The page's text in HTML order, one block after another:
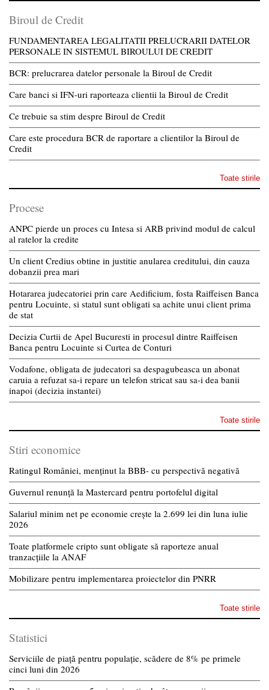
Biroul de Credit
FUNDAMENTAREA LEGALITATII PRELUCRARII DATELOR
PERSONALE IN SISTEMUL BIROULUI DE CREDIT
BCR: prelucrarea datelor personale la Biroul de Credit
Care banci si IFN-uri raporteaza clientii la Biroul de Credit
Ce trebuie sa stim despre Biroul de Credit
Care este procedura BCR de raportare a clientilor la Biroul de
Credit
Toate stirile
Procese
ANPC pierde un proces cu Intesa si ARB privind modul de calcul
al ratelor la credite
Un client Credius obtine in justitie anularea creditului, din cauza
dobanzii prea mari
Hotararea judecatoriei prin care Aedificium, fosta Raiffeisen Banca
pentru Locuinte, si statul sunt obligati sa achite unui client prima
de stat
Decizia Curtii de Apel Bucuresti in procesul dintre Raiffeisen
Banca pentru Locuinte si Curtea de Conturi
Vodafone, obligata de judecatori sa despagubeasca un abonat
caruia a refuzat sa-i repare un telefon stricat sau sa-i dea banii
inapoi (decizia instantei)
Toate stirile
Stiri economice
Ratingul României, menținut la BBB- cu perspectivă negativă
Guvernul renunță la Mastercard pentru portofelul digital
Salariul minim net pe economie crește la 2.699 lei din luna iulie
2026
Toate platformele cripto sunt obligate să raporteze anual
tranzacțiile la ANAF
Mobilizare pentru implementarea proiectelor din PNRR
Toate stirile
Statistici
Serviciile de piață pentru populație, scădere de 8% pe primele
cinci luni din 2026